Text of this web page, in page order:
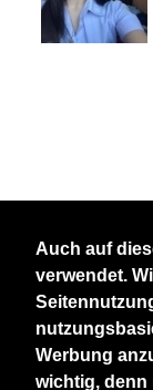
Auch auf
verwendet.
Werbung
wichtig, denn
Nehmen Sie